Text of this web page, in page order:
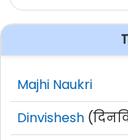
Majhi Naukri
Dinvishesh